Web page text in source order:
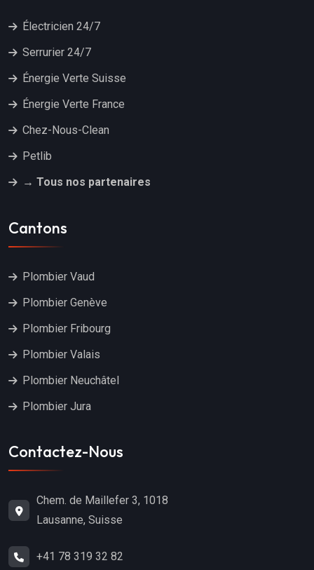
Électricien 24/7
Serrurier 24/7
Énergie Verte Suisse
Énergie Verte France
Chez-Nous-Clean
Petlib
→ Tous nos partenaires
Cantons
Plombier Vaud
Plombier Genève
Plombier Fribourg
Plombier Valais
Plombier Neuchâtel
Plombier Jura
Contactez-Nous
Chem. de Maillefer 3, 1018
Lausanne, Suisse
+41 78 319 32 82